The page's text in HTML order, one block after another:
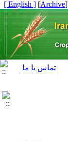
[
Archive
]
[ English ]